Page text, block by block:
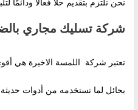
نحن نلتزم بتقديم حلاً فعالًا ودائمًا
شركة تسليك مجاري
تعتبر شركة اللمسة الاخيرة هي
بحائل لما تستخدمه من أدوات